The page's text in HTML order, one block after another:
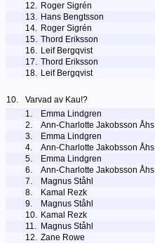
12. Roger Sigrén
13. Hans Bengtsson
14. Roger Sigrén
15. Thord Eriksson
16. Leif Bergqvist
17. Thord Eriksson
18. Leif Bergqvist
10. Varvad av Kau!?
1.
Emma Lindgren
2.
Ann-Charlotte Jakobsson Åhs
3.
Emma Lindgren
4.
Ann-Charlotte Jakobsson Åhs
5.
Emma Lindgren
6.
Ann-Charlotte Jakobsson Åhs
7.
Magnus Ståhl
8.
Kamal Rezk
9.
Magnus Ståhl
10. Kamal Rezk
11. Magnus Ståhl
12. Zane Rowe